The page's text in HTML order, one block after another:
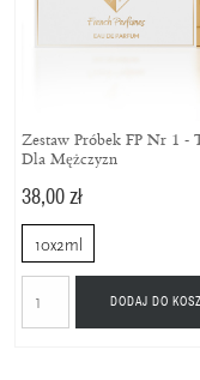
Zestaw Próbek FP Nr 1 -
Dla Mężczyzn
38,00 zł
10x2ml
DODAJ DO